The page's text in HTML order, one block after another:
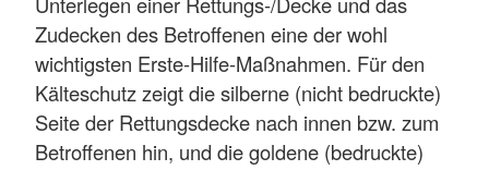
Zudecken des Betroffenen eine der wohl
wichtigsten Erste-Hilfe-Maßnahmen. Für den
Kälteschutz zeigt die silberne (nicht bedruckte)
Seite der Rettungsdecke nach innen bzw. zum
Betroffenen hin, und die goldene (bedruckte)